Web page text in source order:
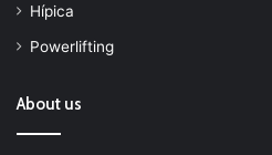
Hípica
Powerlifting
About us